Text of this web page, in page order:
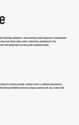
technologie prefabrikace, která umožňuje výrobu komponent v kontrolovaném
mají širokou škálu využití, včetně domů, prázdninových chat,
nebo přizpůsobení rozvržení podle konkrétních potřeb.
k životnímu prostředí, vynikající izolací a solárními možnostmi pro
domácnosti.Moderní montované domyjsou navrženy tak, aby se daly rychle